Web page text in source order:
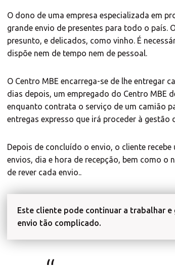
O dono de uma empresa especializada em
grande envio de presentes para todo o país.
presunto, e delicados, como vinho. É
dispõe nem de tempo nem de pessoal.
O Centro MBE encarrega-se de lhe entregar
dias depois, um empregado do Centro MBE
enquanto contrata o serviço de um camião
entregas expresso que irá proceder à gestão
Depois de concluído o envio, o cliente
envios, dia e hora de recepção, bem como o
de rever cada envio..
Este cliente pode continuar a trabalhar
envio tão complicado.